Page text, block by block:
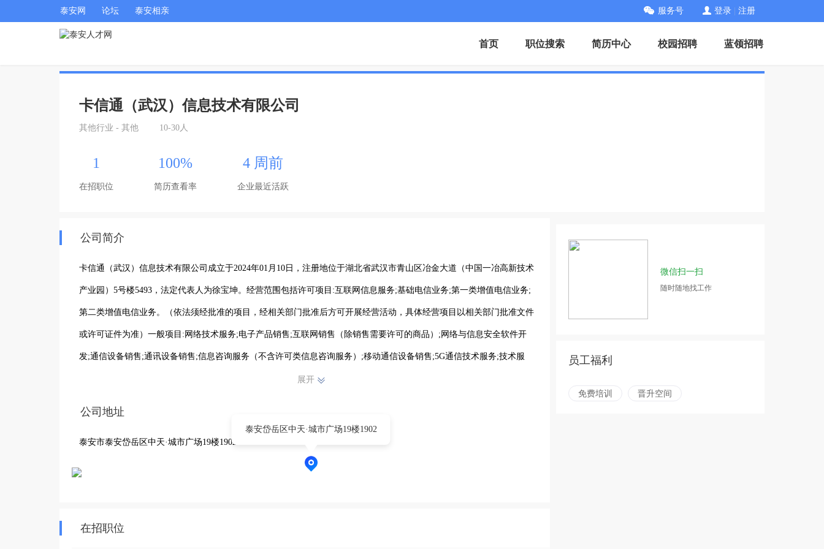
泰安网 论坛 泰安相亲 服务号 登录 注册
首页 职位搜索 简历中心 校园招聘 蓝领招聘
卡信通（武汉）信息技术有限公司
其他行业 - 其他 10-30人
1
在招职位
100%
简历查看率
4 周前
企业最近活跃
公司简介
卡信通（武汉）信息技术有限公司成立于2024年01月10日，注册地位于湖北省武汉市青山区冶金大道（中国一冶高新技术
产业园）5号楼5493，法定代表人为徐宝坤。经营范围包括许可项目:互联网信息服务;基础电信业务;第一类增值电信业务;
第二类增值电信业务。（依法须经批准的项目，经相关部门批准后方可开展经营活动，具体经营项目以相关部门批准文件
或许可证件为准）一般项目:网络技术服务;电子产品销售;互联网销售（除销售需要许可的商品）;网络与信息安全软件开
发;通信设备销售;通讯设备销售;信息咨询服务（不含许可类信息咨询服务）;移动通信设备销售;5G通信技术服务;技术服
务、技术开发、技术咨询、技术交流、技术转让、技术推广;企业管理咨询;市场营销策划;会议及展览服务;软件开发;动漫
件及辅助设备零售;销售代理。（除许可业务外，可自主依法经营法律法规非禁止或限制的项目）
展开
公司地址
泰安市泰安岱岳区中天·城市广场19楼1902
泰安岱岳区中天·城市广场19楼1902
在招职位
微信扫一扫
随时随地找工作
员工福利
免费培训 晋升空间